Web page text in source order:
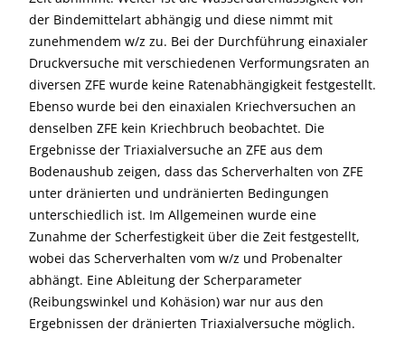
der Bindemittelart abhängig und diese nimmt mit
zunehmendem w/z zu. Bei der Durchführung einaxialer
Druckversuche mit verschiedenen Verformungsraten an
diversen ZFE wurde keine Ratenabhängigkeit festgestellt.
Ebenso wurde bei den einaxialen Kriechversuchen an
denselben ZFE kein Kriechbruch beobachtet. Die
Ergebnisse der Triaxialversuche an ZFE aus dem
Bodenaushub zeigen, dass das Scherverhalten von ZFE
unter dränierten und undränierten Bedingungen
unterschiedlich ist. Im Allgemeinen wurde eine
Zunahme der Scherfestigkeit über die Zeit festgestellt,
wobei das Scherverhalten vom w/z und Probenalter
abhängt. Eine Ableitung der Scherparameter
(Reibungswinkel und Kohäsion) war nur aus den
Ergebnissen der dränierten Triaxialversuche möglich.